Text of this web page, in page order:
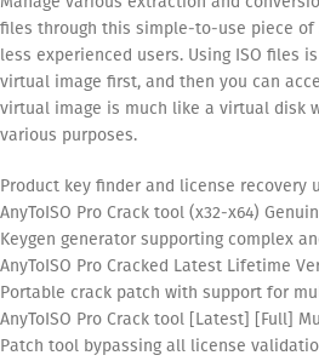
files through this simple-to-use piece
less experienced users. Using ISO files
virtual image first, and then you can
virtual image is much like a virtual disk
various purposes.
Product key finder and license recovery
AnyToISO Pro Crack tool (x32-x64)
Keygen generator supporting complex
AnyToISO Pro Cracked Latest Lifetime
Portable crack patch with support for
AnyToISO Pro Crack tool [Latest] [Full]
Patch tool bypassing all license